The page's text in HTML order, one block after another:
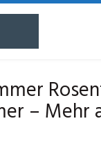
– Mehr